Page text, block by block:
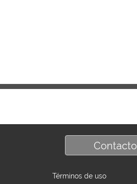
Contacto
Términos de uso